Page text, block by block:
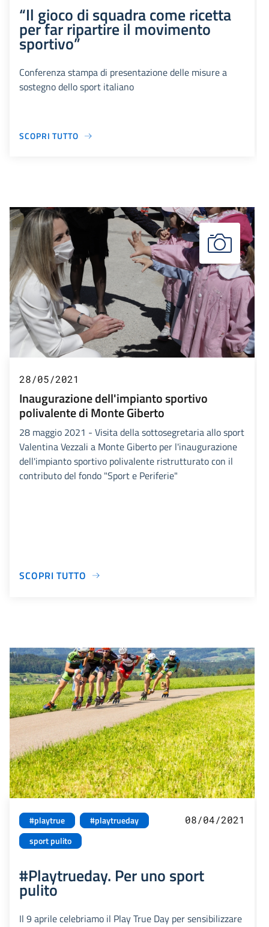
“Il gioco di squadra come ricetta
per far ripartire il movimento
sportivo”
Conferenza stampa di presentazione delle misure a
sostegno dello sport italiano
SCOPRI TUTTO
28/05/2021
Inaugurazione dell'impianto sportivo
polivalente di Monte Giberto
28 maggio 2021 - Visita della sottosegretaria allo sport
Valentina Vezzali a Monte Giberto per l'inaugurazione
dell'impianto sportivo polivalente ristrutturato con il
contributo del fondo "Sport e Periferie"
SCOPRI TUTTO
#playtrue
#playtrueday
sport pulito
08/04/2021
#Playtrueday. Per uno sport
pulito
Il 9 aprile celebriamo il Play True Day per sensibilizzare